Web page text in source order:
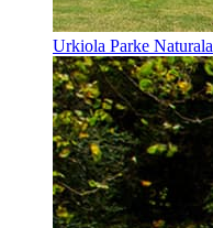
Urkiola Parke Naturala